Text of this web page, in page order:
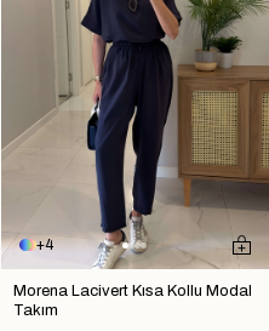
4
Morena Lacivert Kısa Kollu Modal
Takım